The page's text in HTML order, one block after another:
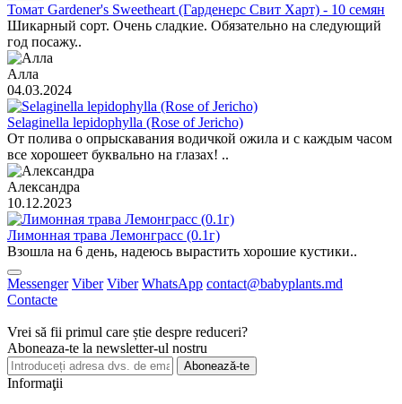
Томат Gardener's Sweetheart (Гарденерс Свит Харт) - 10 семян
Шикарный сорт. Очень сладкие. Обязательно на следующий
год посажу..
Алла
04.03.2024
Selaginella lepidophylla (Rose of Jericho)
От полива о опрыскавания водичкой ожила и с каждым часом
все хорошеет буквально на глазах! ..
Александра
10.12.2023
Лимонная трава Лемонграсс (0.1г)
Взошла на 6 день, надеюсь вырастить хорошие кустики..
Messenger Viber Viber WhatsApp contact@babyplants.md
Contacte
Vrei să fii primul care știe despre reduceri?
Aboneaza-te la newsletter-ul nostru
Abonează-te
Informaţii